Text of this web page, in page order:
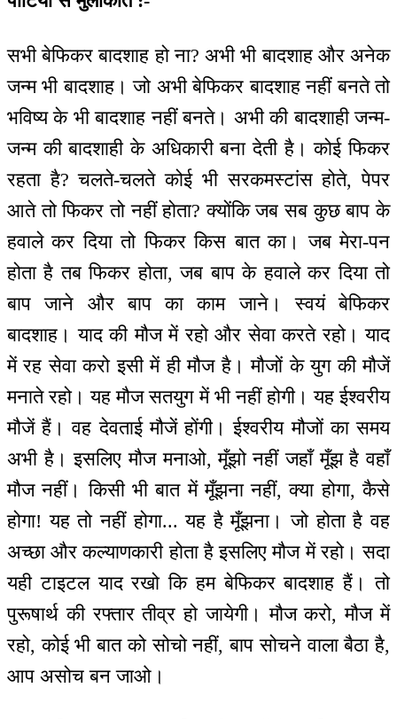
सभी बेफिकर बादशाह हो ना? अभी भी बादशाह और अनेक
जन्म भी बादशाह। जो अभी बेफिकर बादशाह नहीं बनते तो
भविष्य के भी बादशाह नहीं बनते। अभी की बादशाही जन्म-
जन्म की बादशाही के अधिकारी बना देती है। कोई फिकर
रहता है? चलते-चलते कोई भी सरकमस्टांस होते, पेपर
आते तो फिकर तो नहीं होता? क्योंकि जब सब कुछ बाप के
हवाले कर दिया तो फिकर किस बात का। जब मेरा-पन
होता है तब फिकर होता, जब बाप के हवाले कर दिया तो
बाप जाने और बाप का काम जाने। स्वयं बेफिकर
बादशाह। याद की मौज में रहो और सेवा करते रहो। याद
में रह सेवा करो इसी में ही मौज है। मौजों के युग की मौजें
मनाते रहो। यह मौज सतयुग में भी नहीं होगी। यह ईश्वरीय
मौजें हैं। वह देवताई मौजें होंगी। ईश्वरीय मौजों का समय
अभी है। इसलिए मौज मनाओ, मूँझो नहीं जहाँ मूँझ है वहाँ
मौज नहीं। किसी भी बात में मूँझना नहीं, क्या होगा, कैसे
होगा! यह तो नहीं होगा... यह है मूँझना। जो होता है वह
अच्छा और कल्याणकारी होता है इसलिए मौज में रहो। सदा
यही टाइटल याद रखो कि हम बेफिकर बादशाह हैं। तो
पुरूषार्थ की रफ्तार तीव्र हो जायेगी। मौज करो, मौज में
रहो, कोई भी बात को सोचो नहीं, बाप सोचने वाला बैठा है,
आप असोच बन जाओ।